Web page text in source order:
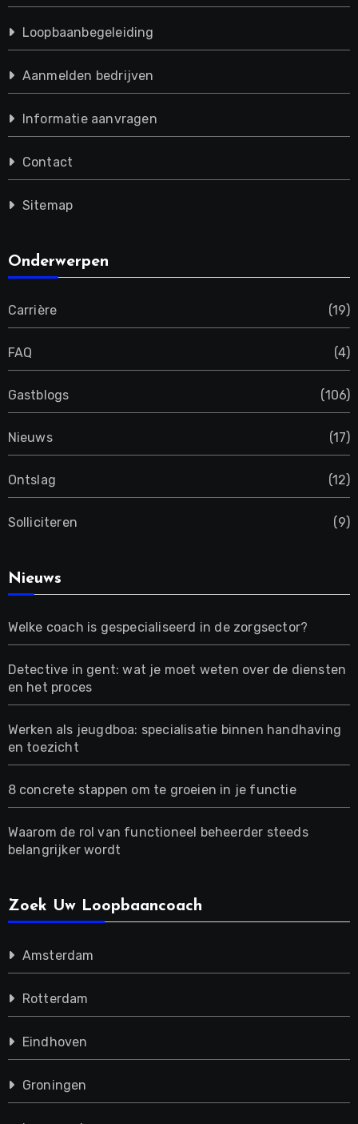
Loopbaanbegeleiding
Aanmelden bedrijven
Informatie aanvragen
Contact
Sitemap
Onderwerpen
Carrière (19)
FAQ (4)
Gastblogs (106)
Nieuws (17)
Ontslag (12)
Solliciteren (9)
Nieuws
Welke coach is gespecialiseerd in de zorgsector?
Detective in gent: wat je moet weten over de diensten
en het proces
Werken als jeugdboa: specialisatie binnen handhaving
en toezicht
8 concrete stappen om te groeien in je functie
Waarom de rol van functioneel beheerder steeds
belangrijker wordt
Zoek Uw Loopbaancoach
Amsterdam
Rotterdam
Eindhoven
Groningen